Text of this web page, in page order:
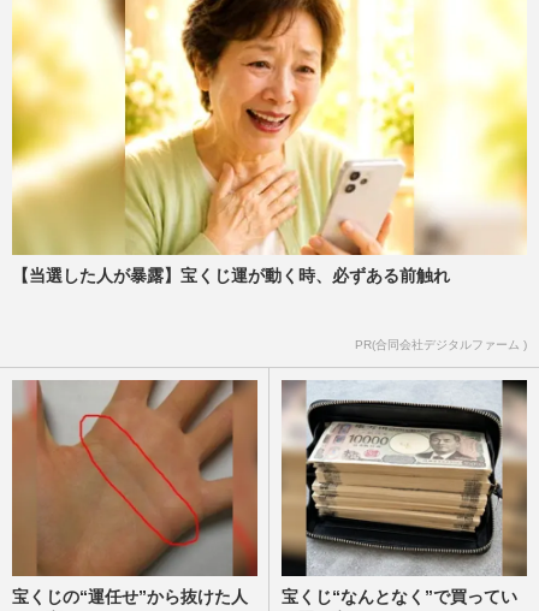
【当選した人が暴露】宝くじ運が動く時、必ずある前触れ
PR(合同会社デジタルファーム )
宝くじの“運任せ”から抜けた人
宝くじ“なんとなく”で買ってい